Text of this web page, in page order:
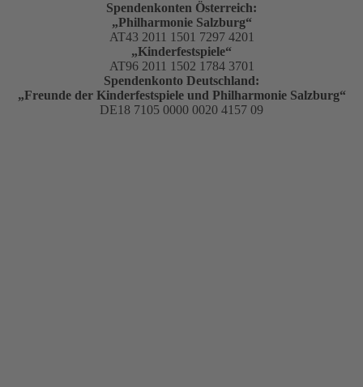
Spendenkonten Österreich:
„Philharmonie Salzburg“
AT43 2011 1501 7297 4201
„Kinderfestspiele“
AT96 2011 1502 1784 3701
Spendenkonto Deutschland:
„Freunde der Kinderfestspiele und Philharmonie Salzburg“
DE18 7105 0000 0020 4157 09